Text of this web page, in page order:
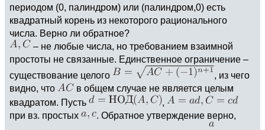
периодом (0, палиндром) или (палиндром,0) есть
квадратный корень из некоторого рационального
числа. Верно ли обратное?
– не любые числа, но требованием взаимной
простоты не связанные. Единственное ограничение –
существование целого
, из чего
видно, что
в общем случае не является целым
квадратом. Пусть
,
при вз. простых
. Обратное утверждение верно,